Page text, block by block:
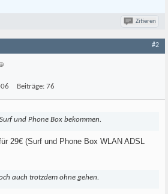
Zitieren
#2
Beiträge: 76
und Phone Box bekommen.
29€ (Surf und Phone Box WLAN ADSL
auch trotzdem ohne gehen.